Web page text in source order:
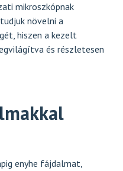
mikroszkópnak
növelni a
hiszen a kezelt
és részletesen
enyhe fájdalmat,